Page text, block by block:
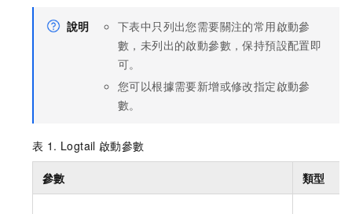
說明
下表中只列出您需要關注的常用啟動參
數，未列出的啟動參數，保持預設配置即
可。
您可以根據需要新增或修改指定啟動參
數。
表 1. Logtail 啟動參數
參數 類型